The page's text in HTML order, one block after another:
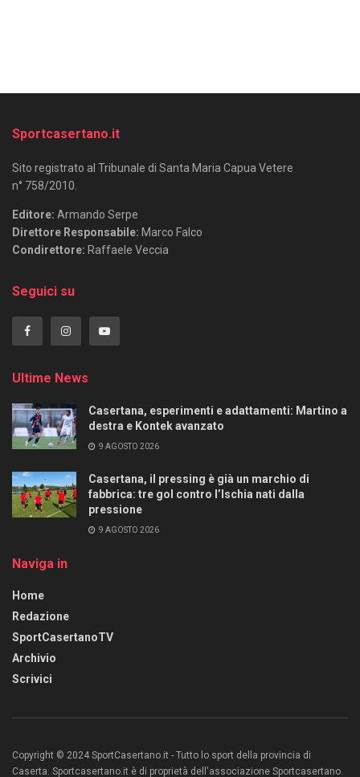
Sportcasertano.it
Sito registrato al Tribunale di Santa Maria Capua Vetere
n° 758/2010.
Editore: Armando Serpe
Direttore Responsabile: Marco Falco
Condirettore: Raffaele Veccia
Seguici su
Ultime News
Casertana, esperimenti e adattamenti: Martino a
destra e Kontek avanzato
9 AGOSTO 2026
Casertana, il pressing è già un marchio di
fabbrica: tre gol contro l’Ischia nati dalla
pressione
9 AGOSTO 2026
Naviga in
Home
Redazione
SportCasertanoTV
Archivio
Scrivici
Copyright © 2024 SportCasertano.it - Tutto lo sport della provincia di
Caserta. Sportcasertano.it è di proprietà dell'associazione Sportcasertano.